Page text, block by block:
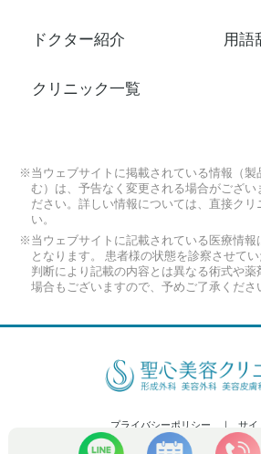
ドクター紹介
クリニック一覧
用語
※当ウェブサイトに掲載されている情報（製
む）は、予告なく変更される場合がござい
ださい。詳しい情報については、直接クリ
い。
※当ウェブサイトに記載されている医療情報
となります。 患者様の状態を診察させて
判断により記載の内容とは異なる術式や
場合もございますので、予めご了承くださ
プライバシーポリシー サイ